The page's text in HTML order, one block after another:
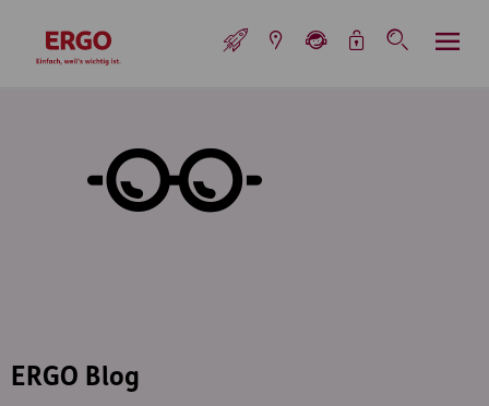
zur Startseite
ERGO Blog